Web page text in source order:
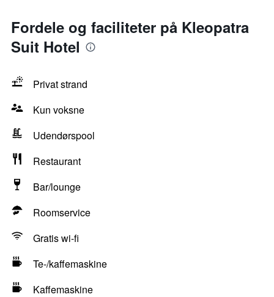
Fordele og faciliteter på Kleopatra
Suit Hotel
Privat strand
Kun voksne
Udendørspool
Restaurant
Bar/lounge
Roomservice
Gratis wi-fi
Te-/kaffemaskine
Kaffemaskine